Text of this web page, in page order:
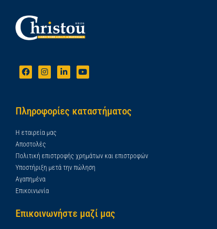
Πληροφορίες καταστήματος
Η εταιρεία μας
Αποστολές
Πολιτική επιστροφής χρημάτων και επιστροφών
Υποστήριξη μετά την πώληση
Αγαπημένα
Επικοινωνία
Επικοινωνήστε μαζί μας